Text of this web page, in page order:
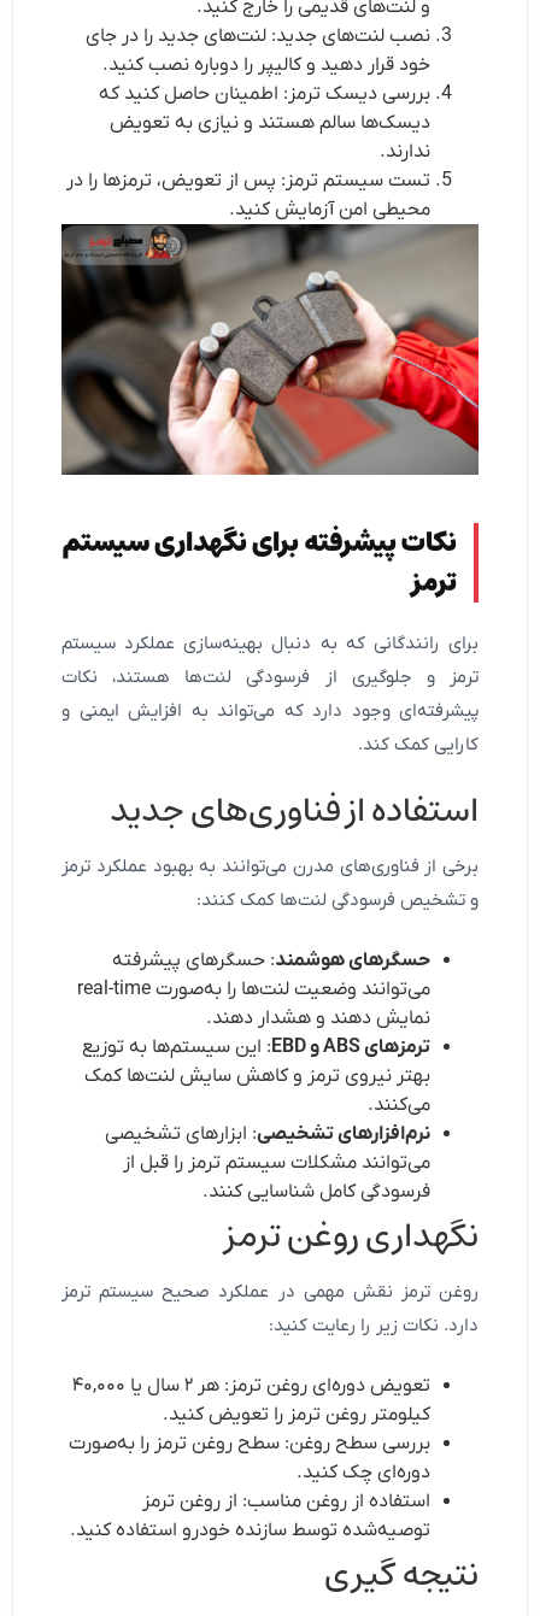
و لنت‌های قدیمی را خارج کنید.
نصب لنت‌های جدید: لنت‌های جدید را در جای
خود قرار دهید و کالیپر را دوباره نصب کنید.
بررسی دیسک ترمز: اطمینان حاصل کنید که
دیسک‌ها سالم هستند و نیازی به تعویض
ندارند.
تست سیستم ترمز: پس از تعویض، ترمزها را در
محیطی امن آزمایش کنید.
نکات پیشرفته برای نگهداری سیستم
ترمز
برای رانندگانی که به دنبال بهینه‌سازی عملکرد سیستم
ترمز و جلوگیری از فرسودگی لنت‌ها هستند، نکات
پیشرفته‌ای وجود دارد که می‌تواند به افزایش ایمنی و
کارایی کمک کند.
استفاده از فناوری‌های جدید
برخی از فناوری‌های مدرن می‌توانند به بهبود عملکرد ترمز
و تشخیص فرسودگی لنت‌ها کمک کنند:
حسگرهای هوشمند: حسگرهای پیشرفته
می‌توانند وضعیت لنت‌ها را به‌صورت real-time
نمایش دهند و هشدار دهند.
ترمزهای ABS و EBD
: این سیستم‌ها به توزیع
بهتر نیروی ترمز و کاهش سایش لنت‌ها کمک
می‌کنند.
نرم‌افزارهای تشخیصی: ابزارهای تشخیصی
می‌توانند مشکلات سیستم ترمز را قبل از
فرسودگی کامل شناسایی کنند.
نگهداری روغن ترمز
روغن ترمز نقش مهمی در عملکرد صحیح سیستم ترمز
دارد. نکات زیر را رعایت کنید:
تعویض دوره‌ای روغن ترمز: هر ۲ سال یا ۴۰,۰۰۰
کیلومتر روغن ترمز را تعویض کنید.
بررسی سطح روغن: سطح روغن ترمز را به‌صورت
دوره‌ای چک کنید.
استفاده از روغن مناسب: از روغن ترمز
توصیه‌شده توسط سازنده خودرو استفاده کنید.
نتیجه‌ گیری